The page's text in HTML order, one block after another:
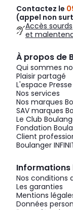
Contactez le
(appel non
Accès sourds
et
À propos de
Qui sommes
Plaisir partagé
L'espace Presse
Nos services
Nos marques
SAV marques
Le Club
Fondation
Client
Boulanger
Informations
Nos conditions
Les garanties
Mentions
Données